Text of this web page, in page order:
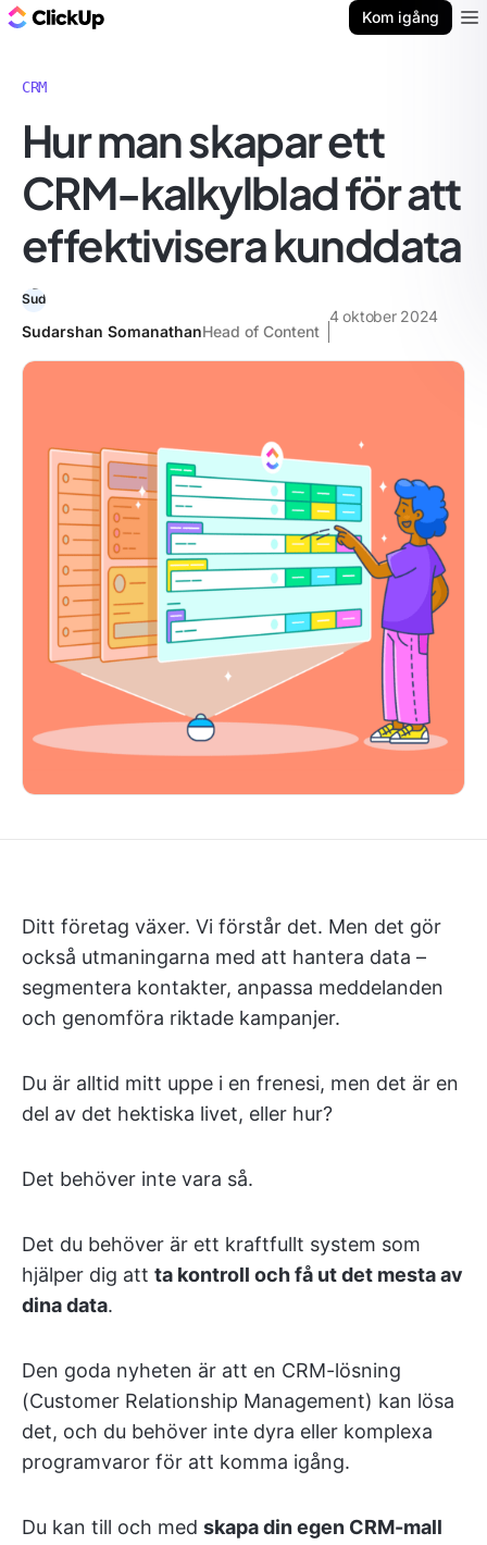
Kom igång
CRM
Hur man skapar ett
CRM-kalkylblad för att
effektivisera kunddata
Sudarshan SomanathanHead of Content
4 oktober 2024
Ditt företag växer. Vi förstår det. Men det gör
också utmaningarna med att hantera data –
segmentera kontakter, anpassa meddelanden
och genomföra riktade kampanjer.
Du är alltid mitt uppe i en frenesi, men det är en
del av det hektiska livet, eller hur?
Det behöver inte vara så.
Det du behöver är ett kraftfullt system som
hjälper dig att ta kontroll och få ut det mesta av
dina data.
Den goda nyheten är att en CRM-lösning
(Customer Relationship Management) kan lösa
det, och du behöver inte dyra eller komplexa
programvaror för att komma igång.
Du kan till och med skapa din egen CRM-mall